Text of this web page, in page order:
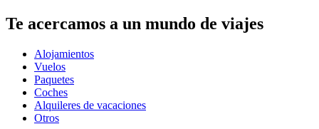
Te acercamos a un mundo de viajes
Alojamientos
Vuelos
Paquetes
Coches
Alquileres de vacaciones
Otros